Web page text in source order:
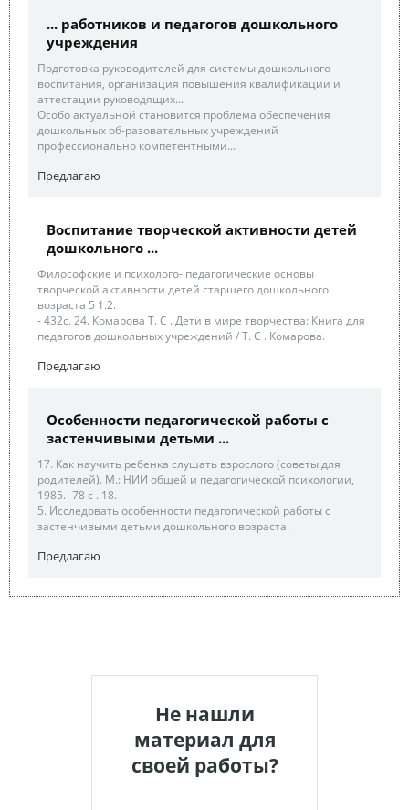
... работников и педагогов дошкольного
учреждения
Подготовка руководителей для системы дошкольного
воспитания, организация повышения квалификации и
аттестации руководящих...
Особо актуальной становится проблема обеспечения
дошкольных об-разовательных учреждений
профессионально компетентными...
Предлагаю
Воспитание творческой активности детей
дошкольного ...
Философские и психолого- педагогические основы
творческой активности детей старшего дошкольного
возраста 5 1.2.
- 432с. 24. Комарова Т. С . Дети в мире творчества: Книга для
педагогов дошкольных учреждений / Т. С . Комарова.
Предлагаю
Особенности педагогической работы с
застенчивыми детьми ...
17. Как научить ребенка слушать взрослого (советы для
родителей). М.: НИИ общей и педагогической психологии,
1985.- 78 с . 18.
5. Исследовать особенности педагогической работы с
застенчивыми детьми дошкольного возраста.
Предлагаю
Не нашли
материал для
своей работы?